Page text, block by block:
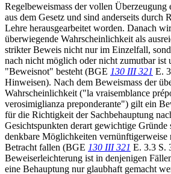
Regelbeweismass der vollen Überzeugung
aus dem Gesetz und sind anderseits durch
Lehre herausgearbeitet worden. Danach
überwiegende Wahrscheinlichkeit als
strikter Beweis nicht nur im Einzelfall,
nach nicht möglich oder nicht zumutbar ist
"Beweisnot" besteht (BGE 130 III 321 E.
Hinweisen). Nach dem Beweismass der
Wahrscheinlichkeit ("la vraisemblance
verosimiglianza preponderante") gilt ein
für die Richtigkeit der Sachbehauptung
Gesichtspunkten derart gewichtige Gründe
denkbare Möglichkeiten vernünftigerweise
Betracht fallen (BGE 130 III 321 E. 3.3 S.
Beweiserleichterung ist in denjenigen
eine Behauptung nur glaubhaft gemacht